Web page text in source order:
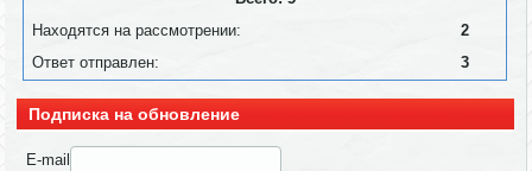
Находятся на рассмотрении:
2
Ответ отправлен:
3
Подписка на обновление
E-mail